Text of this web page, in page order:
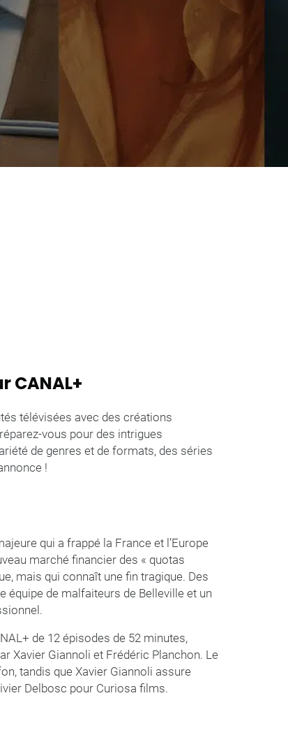
CANAL+
télévisées avec des créations
vous pour des intrigues
de genres et de formats, des séries
!
qui a frappé la France et l’Europe
marché financier des « quotas
mais qui connaît une fin tragique. Des
équipe de malfaiteurs de Belleville et un
de 12 épisodes de 52 minutes,
Xavier Giannoli et Frédéric Planchon. Le
tandis que Xavier Giannoli assure
Delbosc pour Curiosa films.